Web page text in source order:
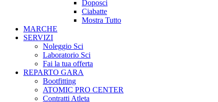
Doposci
Ciabatte
Mostra Tutto
MARCHE
SERVIZI
Noleggio Sci
Laboratorio Sci
Fai la tua offerta
REPARTO GARA
Bootfitting
ATOMIC PRO CENTER
Contratti Atleta